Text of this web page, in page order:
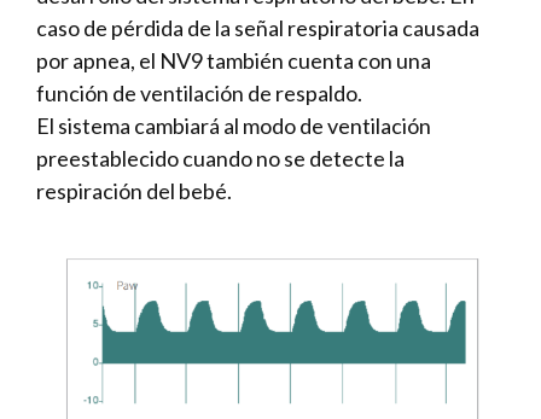
caso de pérdida de la señal respiratoria causada
por apnea, el NV9 también cuenta con una
función de ventilación de respaldo.
El sistema cambiará al modo de ventilación
preestablecido cuando no se detecte la
respiración del bebé.